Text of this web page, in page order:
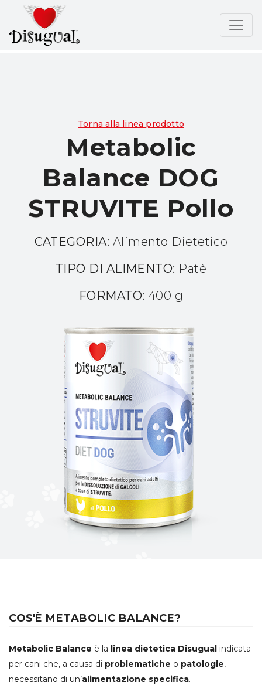
Torna alla linea prodotto
Metabolic
Balance DOG
STRUVITE Pollo
CATEGORIA: Alimento Dietetico
TIPO DI ALIMENTO: Patè
FORMATO: 400 g
COS'È METABOLIC BALANCE?
Metabolic Balance è la linea dietetica Disugual indicata
per cani che, a causa di problematiche o patologie,
necessitano di un’alimentazione specifica.